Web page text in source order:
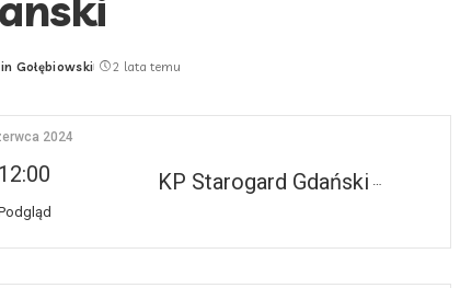
Gołębiowski 2 lata temu
KP Starogard Gdański
2024
12:00